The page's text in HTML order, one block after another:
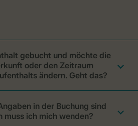
gebucht und möchte die
oder den Zeitraum
ändern. Geht das?
in der Buchung sind
muss ich mich wenden?